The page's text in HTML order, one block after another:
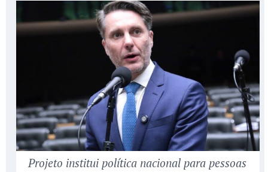
Projeto institui política nacional para pessoas